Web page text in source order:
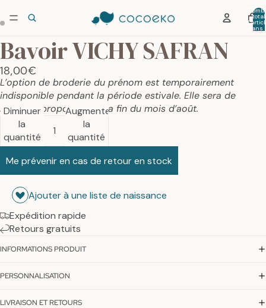
total
dans
Bavoir VICHY SAFRAN
18,00€
L’option de broderie du prénom est temporairement
indisponible pendant la période estivale. Elle sera de
nouveau proposée dès la fin du mois d’août.
Diminuer
la
quantité
Augmenter
la
quantité
Me prévenir en cas de retour en stock
Ajouter à une liste de naissance
Expédition rapide
Retours gratuits
INFORMATIONS PRODUIT
PERSONNALISATION
LIVRAISON ET RETOURS